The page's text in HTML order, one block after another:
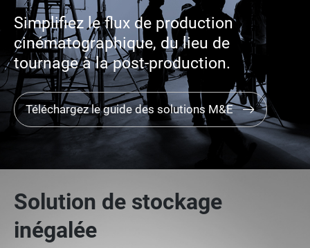
Simplifiez le flux de production
cinématographique, du lieu de
tournage à la post-production.
Téléchargez le guide des solutions M&E
Solution de stockage
inégalée